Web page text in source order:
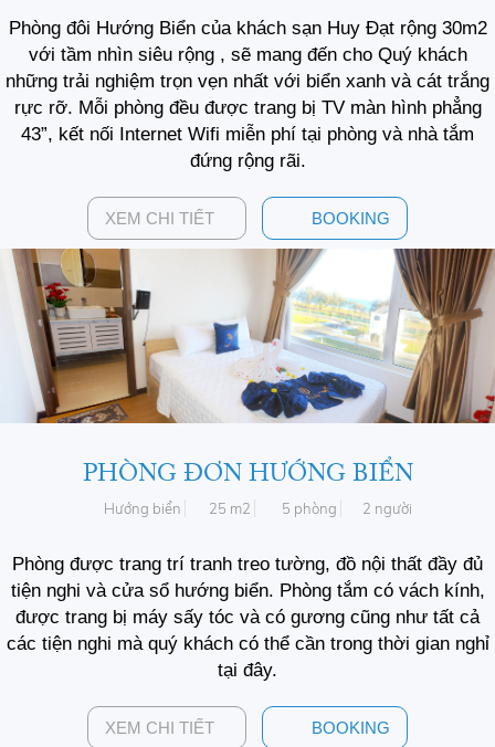
Phòng đôi Hướng Biển của khách sạn Huy Đạt rộng 30m2
với tầm nhìn siêu rộng , sẽ mang đến cho Quý khách
những trải nghiệm trọn vẹn nhất với biển xanh và cát trắng
rực rỡ. Mỗi phòng đều được trang bị TV màn hình phẳng
43”, kết nối Internet Wifi miễn phí tại phòng và nhà tắm
đứng rộng rãi.
XEM CHI TIẾT BOOKING
PHÒNG ĐƠN HƯỚNG BIỂN
Hướng biển 25 m2 5 phòng 2 người
Phòng được trang trí tranh treo tường, đồ nội thất đầy đủ
tiện nghi và cửa sổ hướng biển. Phòng tắm có vách kính,
được trang bị máy sấy tóc và có gương cũng như tất cả
các tiện nghi mà quý khách có thể cần trong thời gian nghỉ
tại đây.
XEM CHI TIẾT BOOKING